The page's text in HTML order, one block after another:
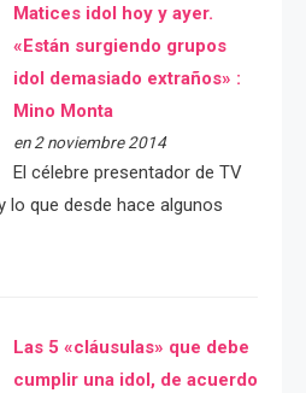
Matices idol hoy y ayer.
«Están surgiendo grupos
idol demasiado extraños» :
Mino Monta
en 2 noviembre 2014
El célebre presentador de TV
lo que desde hace algunos
Las 5 «cláusulas» que debe
cumplir una idol, de acuerdo